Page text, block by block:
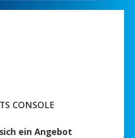
CONSOLE
ein Angebot